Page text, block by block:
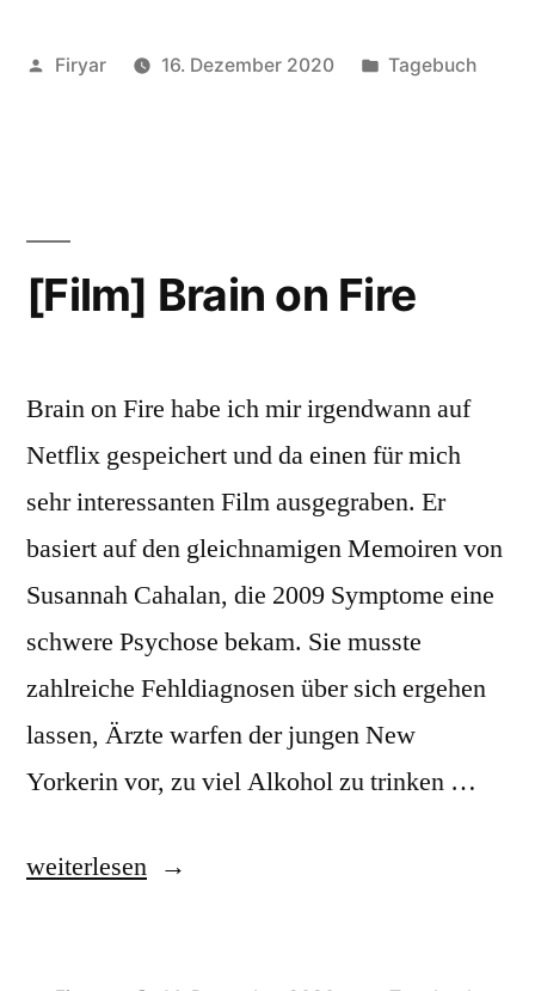
Veröffentlicht
Firyar 16. Dezember 2020
Veröffentlicht
Tagebuch
[Film] Brain on Fire
Brain on Fire habe ich mir irgendwann auf
Netflix gespeichert und da einen für mich
sehr interessanten Film ausgegraben. Er
basiert auf den gleichnamigen Memoiren von
Susannah Cahalan, die 2009 Symptome eine
schwere Psychose bekam. Sie musste
zahlreiche Fehldiagnosen über sich ergehen
lassen, Ärzte warfen der jungen New
Yorkerin vor, zu viel Alkohol zu trinken …
„[Film]
weiterlesen